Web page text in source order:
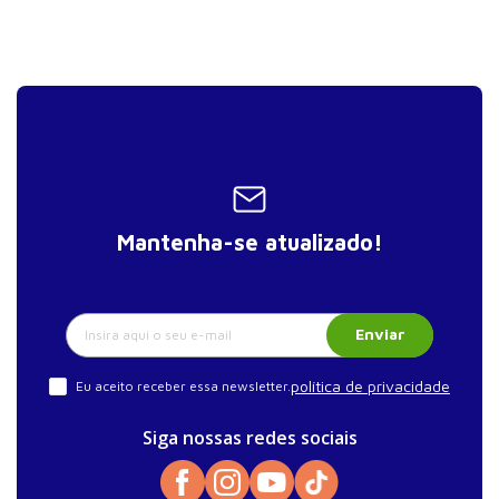
Mantenha-se atualizado!
Enviar
Eu aceito receber essa newsletter. política de privacidade
Siga nossas redes sociais